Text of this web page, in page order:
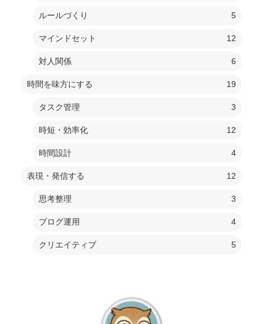
ルールづくり 5
マインドセット 12
対人関係 6
時間を味方にする 19
タスク管理 3
時短・効率化 12
時間設計 4
表現・発信する 12
思考整理 3
ブログ運用 4
クリエイティブ 5